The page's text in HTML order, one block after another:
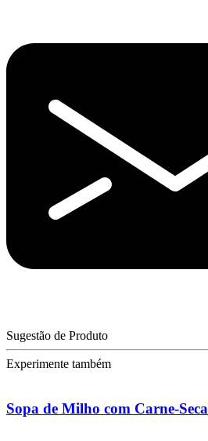
Sugestão de Produto
Experimente também
Sopa de Milho com Carne-Seca